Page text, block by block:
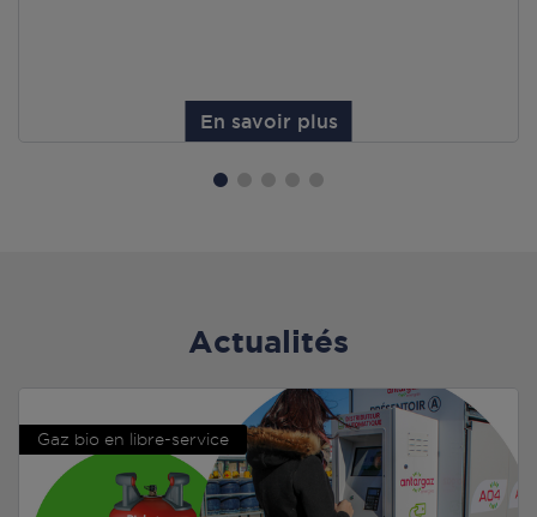
En savoir plus
Actualités
Gaz bio en libre-service